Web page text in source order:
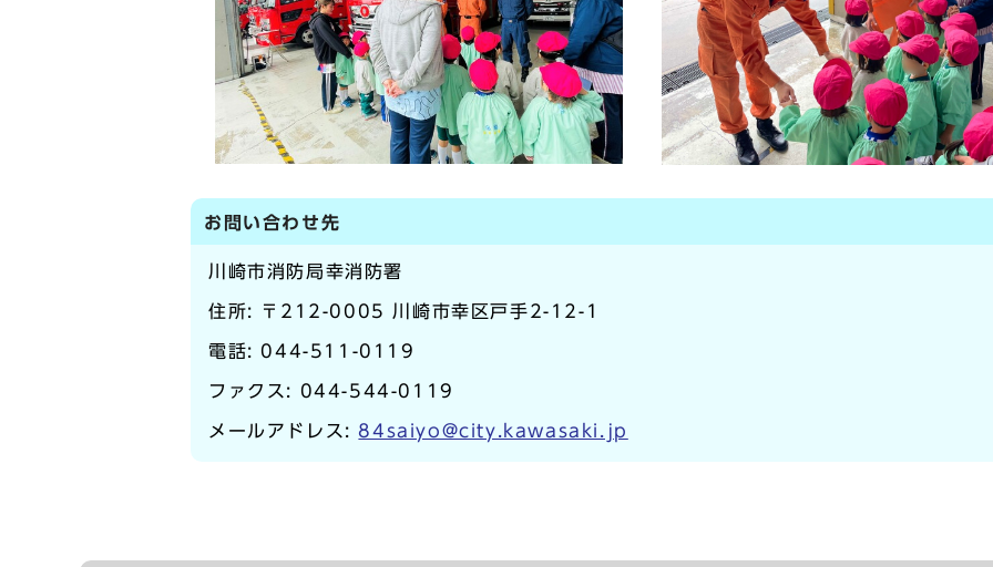
お問い合わせ先
川崎市消防局幸消防署
住所: 〒212-0005 川崎市幸区戸手2-12-1
電話: 044-511-0119
ファクス: 044-544-0119
メールアドレス:84saiyo@city.kawasaki.jp